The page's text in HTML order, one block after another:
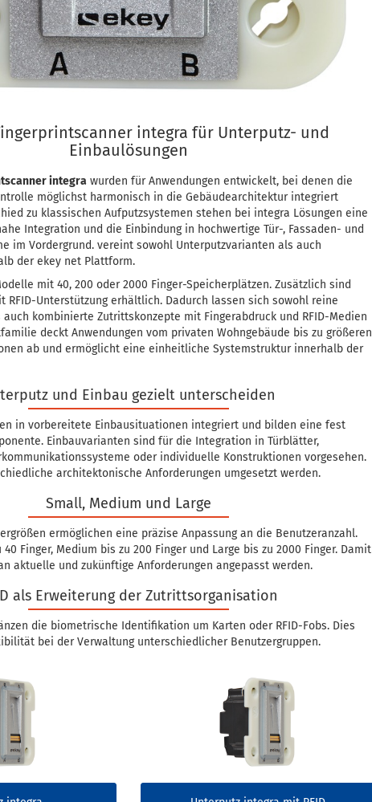
integra für Unterputz- und
Einbaulösungen
integra wurden für Anwendungen entwickelt, bei denen die
möglichst harmonisch in die Gebäudearchitektur integriert
zu klassischen Aufputzsystemen stehen bei integra Lösungen eine
Integration und die Einbindung in hochwertige Tür-, Fassaden- und
im Vordergrund. vereint sowohl Unterputzvarianten als auch
der ekey net Plattform.
mit 40, 200 oder 2000 Finger-Speicherplätzen. Zusätzlich sind
RFID-Unterstützung erhältlich. Dadurch lassen sich sowohl reine
kombinierte Zutrittskonzepte mit Fingerabdruck und RFID-Medien
deckt Anwendungen vom privaten Wohngebäude bis zu größeren
ab und ermöglicht eine einheitliche Systemstruktur innerhalb der
und Einbau gezielt unterscheiden
in vorbereitete Einbausituationen integriert und bilden eine fest
Einbauvarianten sind für die Integration in Türblätter,
oder individuelle Konstruktionen vorgesehen.
architektonische Anforderungen umgesetzt werden.
Small, Medium und Large
ermöglichen eine präzise Anpassung an die Benutzeranzahl.
Finger, Medium bis zu 200 Finger und Large bis zu 2000 Finger. Damit
aktuelle und zukünftige Anforderungen angepasst werden.
als Erweiterung der Zutrittsorganisation
die biometrische Identifikation um Karten oder RFID-Fobs. Dies
bei der Verwaltung unterschiedlicher Benutzergruppen.